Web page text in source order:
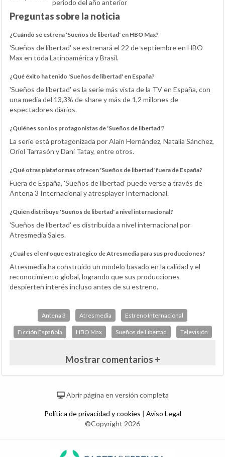
periodo del año anterior
Preguntas sobre la noticia
¿Cuándo se estrena 'Sueños de libertad' en HBO Max?
'Sueños de libertad' se estrenará el 22 de septiembre en HBO
Max en toda Latinoamérica y Brasil.
¿Qué éxito ha tenido 'Sueños de libertad' en España?
'Sueños de libertad' es la serie más vista de la TV en España, con
una media del 13,3% de share y más de 1,2 millones de
espectadores diarios.
¿Quiénes son los protagonistas de 'Sueños de libertad'?
La serie está protagonizada por Alain Hernández, Natalia Sánchez,
Oriol Tarrasón y Dani Tatay, entre otros.
¿Qué otras plataformas ofrecen 'Sueños de libertad' fuera de España?
Fuera de España, 'Sueños de libertad' puede verse a través de
Antena 3 Internacional y atresplayer Internacional.
¿Quién distribuye 'Sueños de libertad' a nivel internacional?
'Sueños de libertad' es distribuida a nivel internacional por
Atresmedia Sales.
¿Cuál es el enfoque estratégico de Atresmedia para sus producciones?
Atresmedia ha construido un modelo basado en la calidad y el
reconocimiento global, logrando que sus producciones
despierten interés incluso antes de su estreno.
Antena 3 Atresmedia Estreno Internacional
Ficción Española HBO Max Sueños de Libertad Televisión
Mostrar comentarios +
Abrir página en versión completa
Política de privacidad y cookies | Aviso Legal
©Copyright 2026